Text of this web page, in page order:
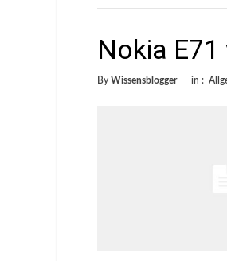
Nokia
By Wissensblogger in :